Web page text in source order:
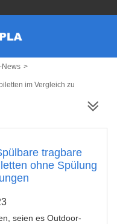
News >
im Vergleich zu
tragbare
ohne Spülung
seien es Outdoor-